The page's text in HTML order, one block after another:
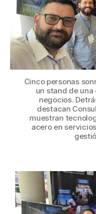
Cinco personas
un stand de
negocios.
destacan
muestran
acero en